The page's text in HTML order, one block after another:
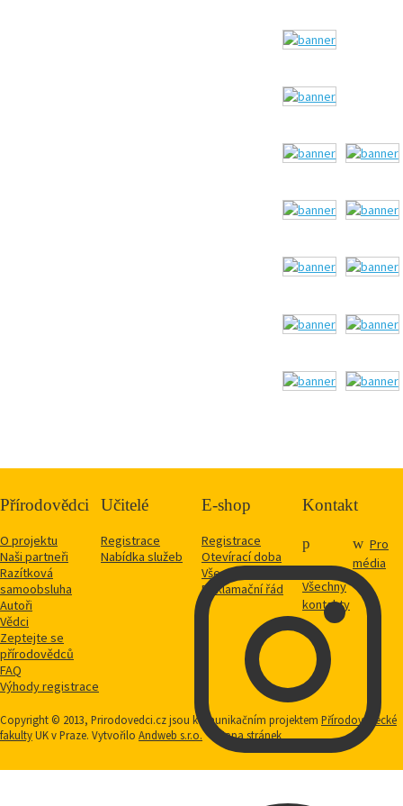
Přírodovědci
O projektu
Naši partneři
Razítková
samoobsluha
Autoři
Vědci
Zeptejte se
přírodovědců
FAQ
Výhody registrace
Učitelé
Registrace
Nabídka služeb
E-shop
Registrace
Otevírací doba
Vše o nákupu
Reklamační řád
Kontakt
Všechny
kontakty
Pro
média
Copyright © 2013, Prirodovedci.cz jsou komunikačním projektem Přírodovědecké
fakultyUK v Praze. Vytvořilo Andweb s.r.o. Mapa stránek